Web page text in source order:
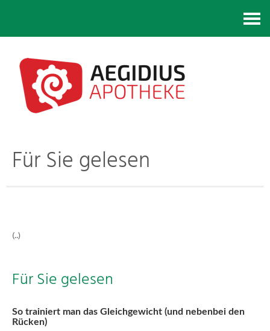
Für Sie gelesen
(..)
Für Sie gelesen
So trainiert man das Gleichgewicht (und nebenbei den
Rücken)